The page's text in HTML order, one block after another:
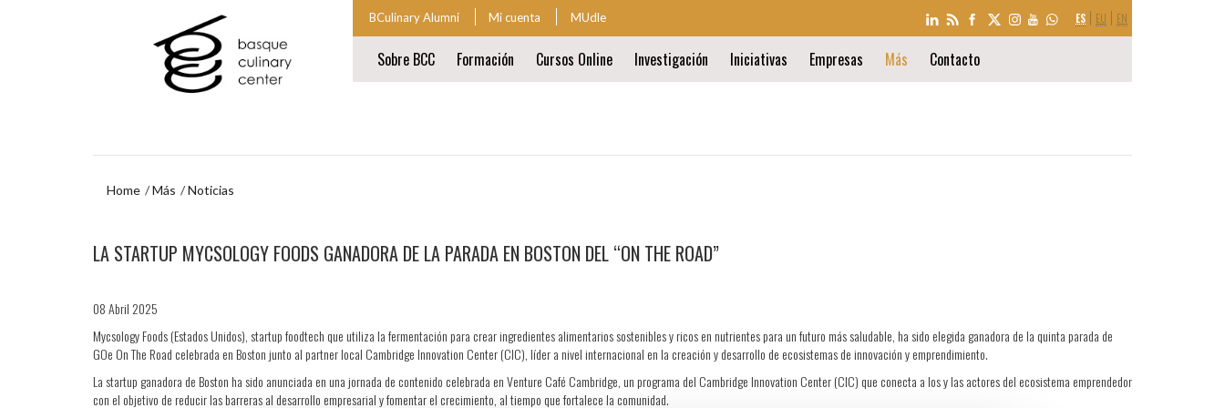
SELECCIÓN
DE
ES EU EN
BCulinary Alumni Mi cuenta MUdle
navegación
Sobre BCC Formación Cursos Online Investigación Iniciativas Empresas Más
Contacto
navegación
Home Más Noticias
navegación
LA STARTUP MYCSOLOGY FOODS GANADORA DE LA PARADA EN BOSTON DEL “ON THE ROAD”
08 Abril 2025
Mycsology Foods (Estados Unidos), startup foodtech que utiliza la fermentación para crear ingredientes alimentarios sostenibles y ricos en nutrientes para un futuro más saludable, ha sido elegida ganadora de la quinta parada de
GOe On The Road celebrada en Boston junto al partner local Cambridge Innovation Center (CIC), líder a nivel internacional en la creación y desarrollo de ecosistemas de innovación y emprendimiento.
La startup ganadora de Boston ha sido anunciada en una jornada de contenido celebrada en Venture Café Cambridge, un programa del Cambridge Innovation Center (CIC) que conecta a los y las actores del ecosistema emprendedor
con el objetivo de reducir las barreras al desarrollo empresarial y fomentar el crecimiento, al tiempo que fortalece la comunidad.